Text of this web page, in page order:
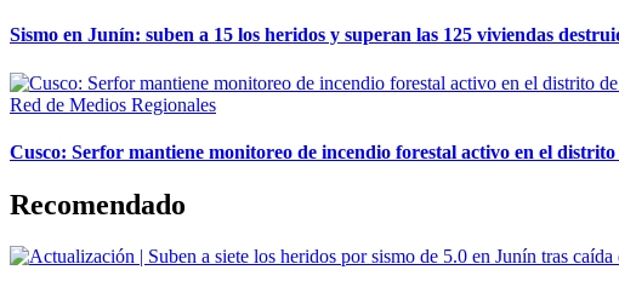
Sismo en Junín: suben a 15 los heridos y superan las 125 viviendas
Red de Medios Regionales
Cusco: Serfor mantiene monitoreo de incendio forestal activo en el
Recomendado